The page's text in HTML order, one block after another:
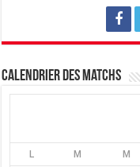
Calendrier des matchs
L M M